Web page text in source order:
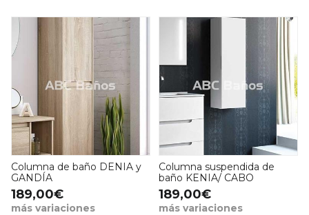
Columna de baño DENIA y
GANDÍA
189,00€
más variaciones
Columna suspendida de
baño KENIA/ CABO
189,00€
más variaciones